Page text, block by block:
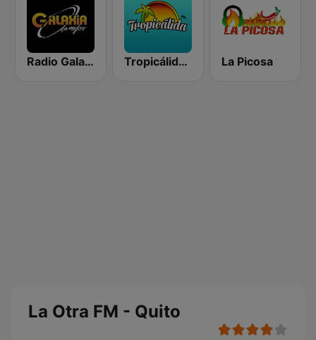
Radio Galaxia Tropicálida FM La Picosa
La Otra FM - Quito